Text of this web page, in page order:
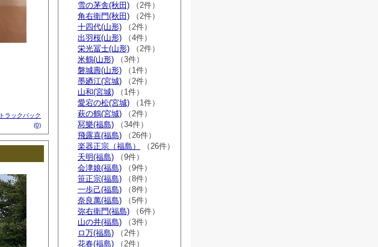
トラックバック
(0)
雪の茅舎(秋田) （2件）
角右衛門(秋田) （2件）
十四代(山形) （2件）
出羽桜(山形) （4件）
栄光冨士(山形) （2件）
米鶴(山形) （3件）
磐城壽(山形) （1件）
墨廼江(宮城) （2件）
山和(宮城) （1件）
愛宕の松(宮城) （1件）
萩の鶴(宮城) （2件）
冩樂(福島) （34件）
飛露喜(福島) （26件）
楽器正宗（福島）
（26件）
天明(福島) （9件）
会津娘(福島) （9件）
笹正宗(福島) （8件）
一歩己(福島) （8件）
奈良萬(福島) （5件）
弥右衛門(福島) （6件）
山の井(福島) （3件）
ロ万(福島) （2件）
花春(福島) （2件）